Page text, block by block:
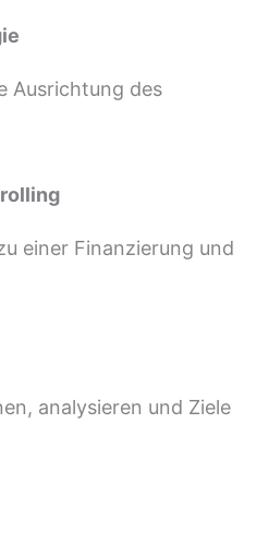
Ausrichtung des
einer Finanzierung und
analysieren und Ziele